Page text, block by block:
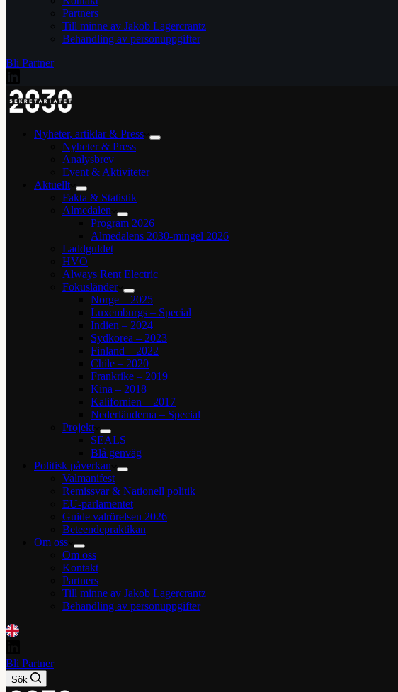
Partners
Till minne av Jakob Lagercrantz
Behandling av personuppgifter
Bli Partner
Nyheter, artiklar & Press
Nyheter & Press
Analysbrev
Event & Aktiviteter
Aktuellt
Fakta & Statistik
Almedalen
Program 2026
Almedalens 2030-mingel 2026
Laddguldet
HVO
Always Rent Electric
Fokusländer
Norge – 2025
Luxemburgs – Special
Indien – 2024
Sydkorea – 2023
Finland – 2022
Chile – 2020
Frankrike – 2019
Kina – 2018
Kalifornien – 2017
Nederländerna – Special
Projekt
SEALS
Blå genväg
Politisk påverkan
Valmanifest
Remissvar & Nationell politik
EU-parlamentet
Guide valrörelsen 2026
Beteendepraktikan
Om oss
Om oss
Kontakt
Partners
Till minne av Jakob Lagercrantz
Behandling av personuppgifter
Bli Partner
Sök